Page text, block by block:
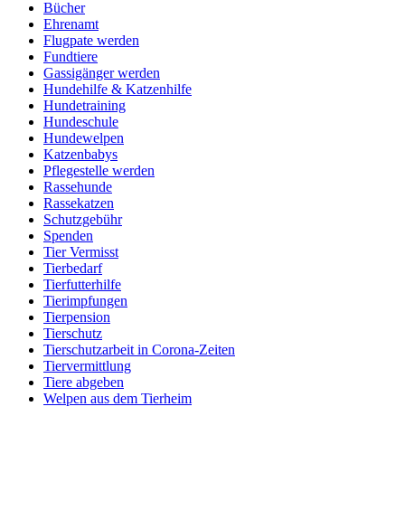
Bücher
Ehrenamt
Flugpate werden
Fundtiere
Gassigänger werden
Hundehilfe & Katzenhilfe
Hundetraining
Hundeschule
Hundewelpen
Katzenbabys
Pflegestelle werden
Rassehunde
Rassekatzen
Schutzgebühr
Spenden
Tier Vermisst
Tierbedarf
Tierfutterhilfe
Tierimpfungen
Tierpension
Tierschutz
Tierschutzarbeit in Corona-Zeiten
Tiervermittlung
Tiere abgeben
Welpen aus dem Tierheim